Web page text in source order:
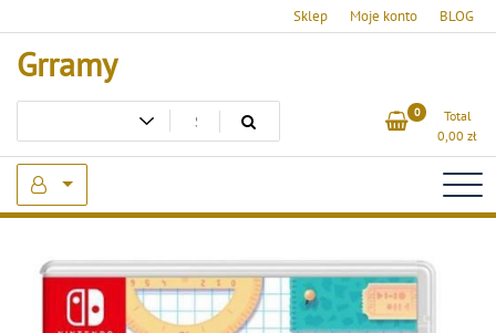
to
content
Sklep Moje konto BLOG
Grramy
0
Total
0,00 zł